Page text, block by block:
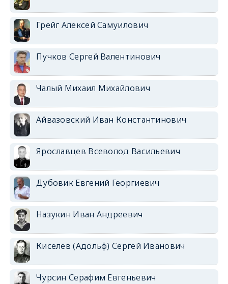
Грейг Алексей Самуилович
Пучков Сергей Валентинович
Чалый Михаил Михайлович
Айвазовский Иван Константинович
Ярославцев Всеволод Васильевич
Дубовик Евгений Георгиевич
Назукин Иван Андреевич
Киселев (Адольф) Сергей Иванович
Чурсин Серафим Евгеньевич